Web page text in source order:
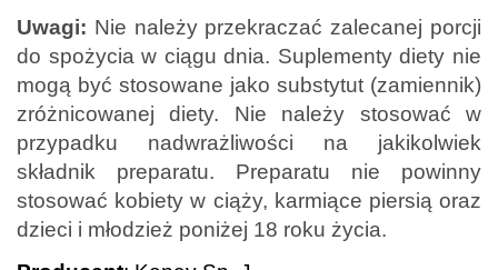
Uwagi: Nie należy przekraczać zalecanej porcji
do spożycia w ciągu dnia. Suplementy diety nie
mogą być stosowane jako substytut (zamiennik)
zróżnicowanej diety. Nie należy stosować w
przypadku nadwrażliwości na jakikolwiek
składnik preparatu. Preparatu nie powinny
stosować kobiety w ciąży, karmiące piersią oraz
dzieci i młodzież poniżej 18 roku życia.